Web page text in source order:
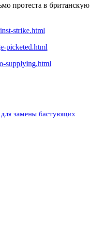
протеста в британскую
strike.html
picketed.html
supplying.html
для замены бастующих